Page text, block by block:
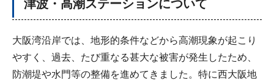
津波・高潮ステーションについて
大阪湾沿岸では、地形的条件などから高潮現象が起こり
やすく、過去、たび重なる甚大な被害が発生したため、
防潮堤や水門等の整備を進めてきました。特に西大阪地